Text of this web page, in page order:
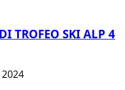
TROFEO SKI ALP 4